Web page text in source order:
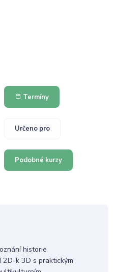
Termíny
Určeno pro
Podobné kurzy
historie
2D-k 3D s praktickým